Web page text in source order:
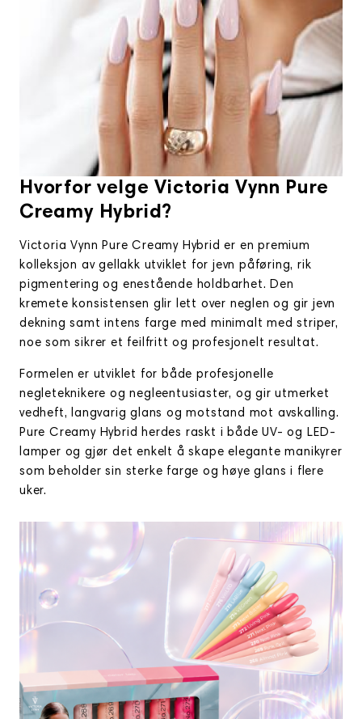
Hvorfor velge Victoria Vynn Pure
Creamy Hybrid?
Victoria Vynn Pure Creamy Hybrid er en premium
kolleksjon av gellakk utviklet for jevn påføring, rik
pigmentering og enestående holdbarhet. Den
kremete konsistensen glir lett over neglen og gir jevn
dekning samt intens farge med minimalt med striper,
noe som sikrer et feilfritt og profesjonelt resultat.
Formelen er utviklet for både profesjonelle
negleteknikere og negleentusiaster, og gir utmerket
vedheft, langvarig glans og motstand mot avskalling.
Pure Creamy Hybrid herdes raskt i både UV- og LED-
lamper og gjør det enkelt å skape elegante manikyrer
som beholder sin sterke farge og høye glans i flere
uker.